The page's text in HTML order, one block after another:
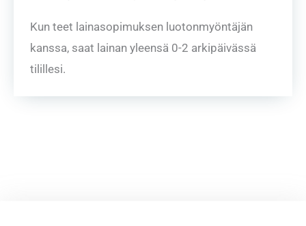
Kun teet lainasopimuksen luotonmyöntäjän
kanssa, saat lainan yleensä 0-2 arkipäivässä
tilillesi.